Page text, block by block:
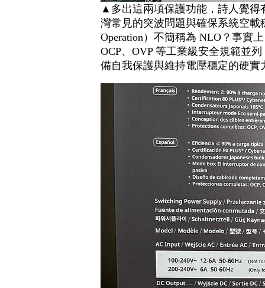
▲多出這兩項保護功能，詩人覺得
灣常見的突波問題與確保系統空
Operation）不簡稱為 NLO？事實
OCP、OVP 等工業級安全規範並
備自我保護與維持電壓穩定的硬實